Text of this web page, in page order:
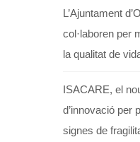
L’Ajuntament
col·laboren per
la qualitat de
ISACARE, el
d’innovació per
signes de